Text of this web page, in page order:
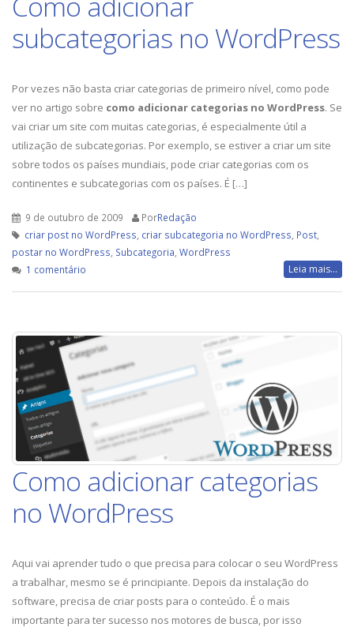
subcategorias no WordPress
Por vezes não basta criar categorias de primeiro nível, como pode
ver no artigo sobre como adicionar categorias no WordPress. Se
vai criar um site com muitas categorias, é especialmente útil a
utilização de subcategorias. Por exemplo, se estiver a criar um site
sobre todos os países mundiais, pode criar categorias com os
continentes e subcategorias com os países. É […]
9 de outubro de 2009 PorRedação
criar post no WordPress criar subcategoria no WordPress Post
postar no WordPress Subcategoria WordPress
1 comentário
no
WordPress
Leia mais...
Como adicionar categorias
no WordPress
Aqui vai aprender tudo o que precisa para colocar o seu WordPress
a trabalhar, mesmo se é principiante. Depois da instalação do
software, precisa de criar posts para o conteúdo. É o mais
importante para ter sucesso nos motores de busca, por isso